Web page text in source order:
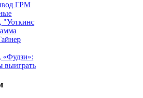
ГРМ
"Уоткинс
«Фудзи»:
выиграть